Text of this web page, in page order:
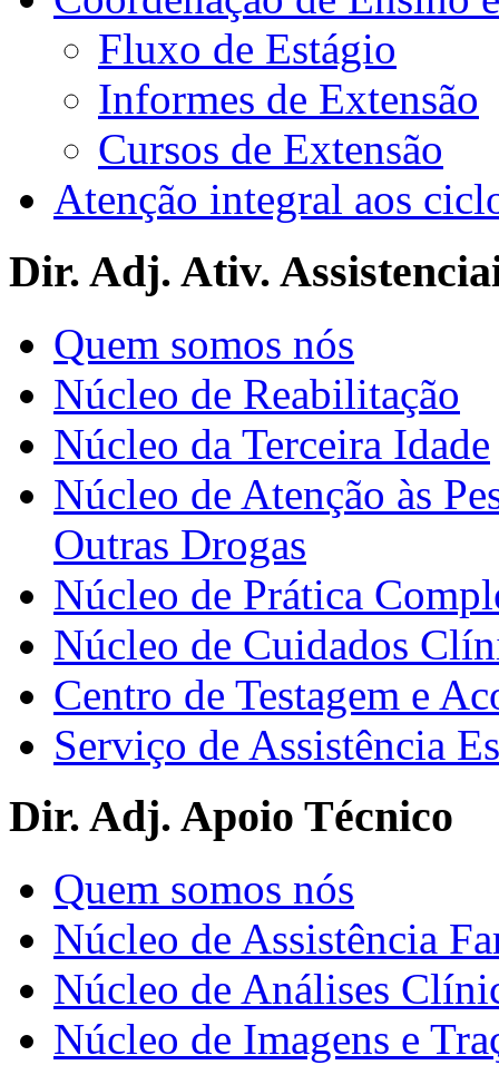
Fluxo de Estágio
Informes de Extensão
Cursos de Extensão
Atenção integral aos
Dir. Adj. Ativ.
Quem somos nós
Núcleo de Reabilitação
Núcleo da Terceira Idade
Núcleo de Atenção às
Outras Drogas
Núcleo de Prática
Núcleo de Cuidados
Centro de Testagem e
Serviço de Assistência
Dir. Adj. Apoio Técnico
Quem somos nós
Núcleo de Assistência
Núcleo de Análises
Núcleo de Imagens e